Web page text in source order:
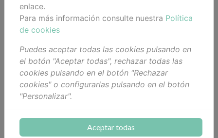
Detalles
Adjuntos
Opiniones
Formulación novedosa por sus dos activos
enlace.
Para más información consulte nuestra Política
de cookies
Puedes aceptar todas las cookies pulsando en
el botón "Aceptar todas", rechazar todas las
cookies pulsando en el botón "Rechazar
cookies" o configurarlas pulsando en el botón
"Personalizar".
Aceptar todas